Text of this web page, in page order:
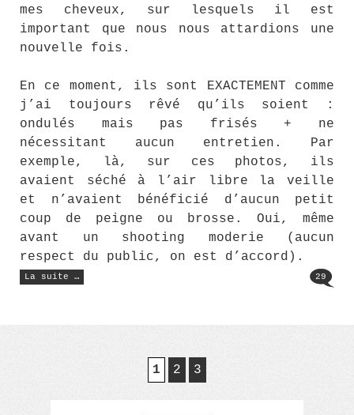
mes cheveux, sur lesquels il est
important que nous nous attardions une
nouvelle fois.
En ce moment, ils sont EXACTEMENT comme
j’ai toujours rêvé qu’ils soient :
ondulés mais pas frisés + ne
nécessitant aucun entretien. Par
exemple, là, sur ces photos, ils
avaient séché à l’air libre la veille
et n’avaient bénéficié d’aucun petit
coup de peigne ou brosse. Oui, même
avant un shooting moderie (aucun
respect du public, on est d’accord).
La suite …
« Hors
sujet »
29
1 2 3